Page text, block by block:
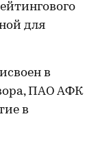
для
в
ПАО АФК
в